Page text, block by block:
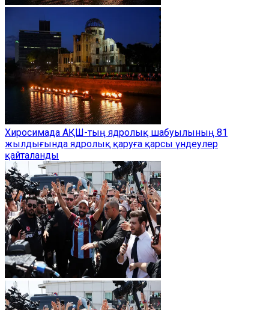
Хиросимада АҚШ-тың ядролық шабуылының 81
жылдығында ядролық қаруға қарсы үндеулер
қайталанды